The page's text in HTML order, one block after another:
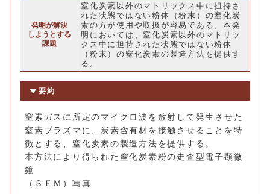
発明が解決
しようとする
課題
窒化炭素以外のマトリックス中に担持さ
れた状態ではない粉体（粉末）の窒化炭
素の方が使用や取扱が容易である。本発
明においては、窒化炭素以外のマトリッ
クス中に担持された状態ではない粉体
（粉末）の窒化炭素の製造方法を提供す
る。
要約
窒素ガスに所定のマイクロ波を放射して発生させた
窒素プラズマに、炭素含有材を接触させることを特
徴とする、窒化炭素の製造方法を提供する。
本方法により得られた窒化炭素粉の走査型電子顕微
鏡
（ＳＥＭ）写真